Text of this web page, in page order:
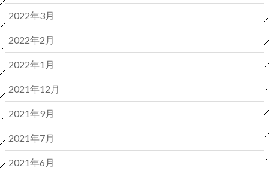
2022年3月
2022年2月
2022年1月
2021年12月
2021年9月
2021年7月
2021年6月